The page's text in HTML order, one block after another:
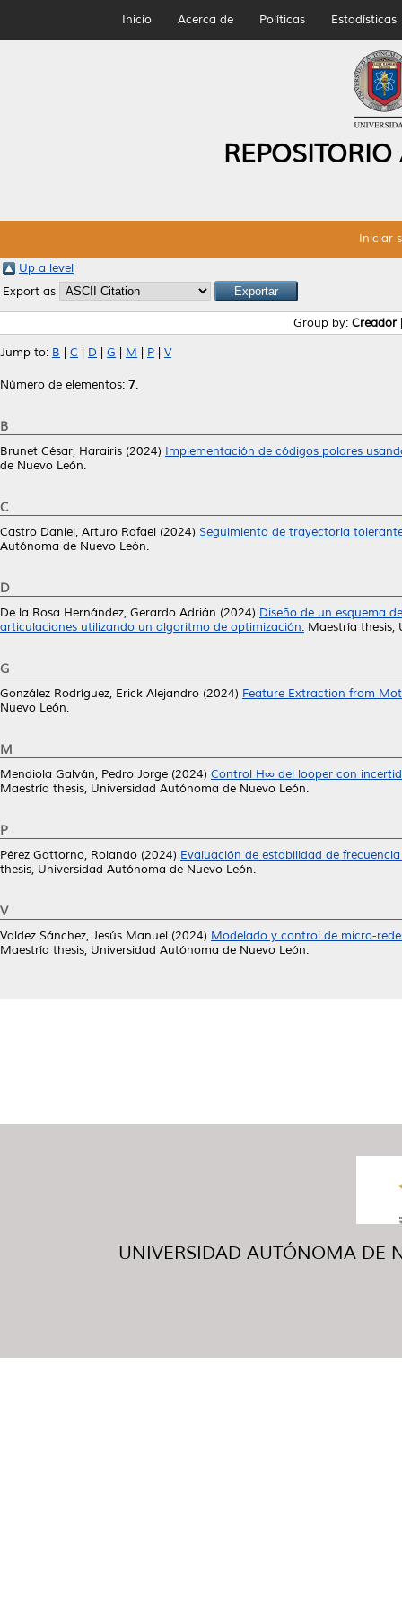
Inicio Acerca de Políticas Estadísticas
Iniciar
Up a level
Export as
Group by: Creador
Jump to: B C D G M P V
Número de elementos: 7.
B
Brunet César, Harairis (2024) Implementación de códigos polares
de Nuevo León.
C
Castro Daniel, Arturo Rafael (2024) Seguimiento de trayectoria
Autónoma de Nuevo León.
D
De la Rosa Hernández, Gerardo Adrián (2024) Diseño de un esquema
articulaciones utilizando un algoritmo de optimización. Maestría thesis,
G
González Rodríguez, Erick Alejandro (2024) Feature Extraction from
Nuevo León.
M
Mendiola Galván, Pedro Jorge (2024) Control H∞ del looper con
Maestría thesis, Universidad Autónoma de Nuevo León.
P
Pérez Gattorno, Rolando (2024) Evaluación de estabilidad de
thesis, Universidad Autónoma de Nuevo León.
V
Valdez Sánchez, Jesús Manuel (2024) Modelado y control de micro-
Maestría thesis, Universidad Autónoma de Nuevo León.
UNIVERSIDAD AUTÓNOMA DE